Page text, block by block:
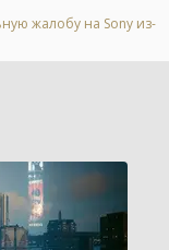
жалобу на Sony из-